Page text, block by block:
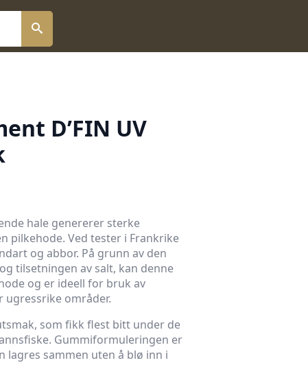
D’FIN UV
hale genererer sterke
pilkehode. Ved tester i Frankrike
og abbor. På grunn av den
tilsetningen av salt, kan denne
og er ideell for bruk av
områder.
som fikk flest bitt under de
Gummiformuleringen er
lagres sammen uten å blø inn i